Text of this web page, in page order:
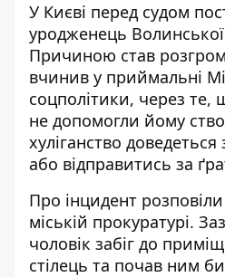
У Києві перед судом
уродженець Волинської
Причиною став розгром
вчинив у приймальні
соцполітики, через те,
не допомогли йому
хуліганство
або відправитись за
Про інцидент розповіли
міській прокуратурі.
чоловік забіг до
стілець та почав ним